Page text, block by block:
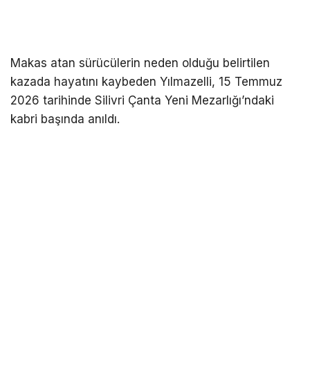
Makas atan sürücülerin neden olduğu belirtilen
kazada hayatını kaybeden Yılmazelli, 15 Temmuz
2026 tarihinde Silivri Çanta Yeni Mezarlığı’ndaki
kabri başında anıldı.